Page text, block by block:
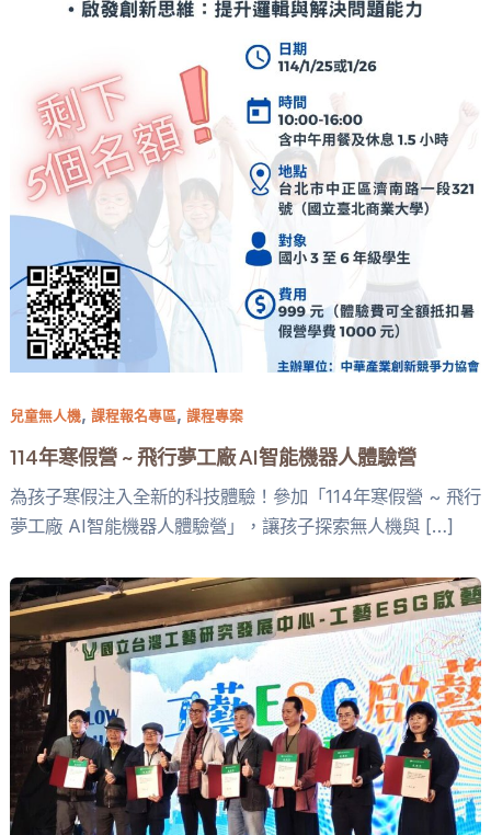
兒童無人機, 課程報名專區, 課程專案
114年寒假營 ~ 飛行夢工廠 AI智能機器人體驗營
為孩子寒假注入全新的科技體驗！參加「114年寒假營 ~ 飛行
夢工廠 AI智能機器人體驗營」，讓孩子探索無人機與 […]